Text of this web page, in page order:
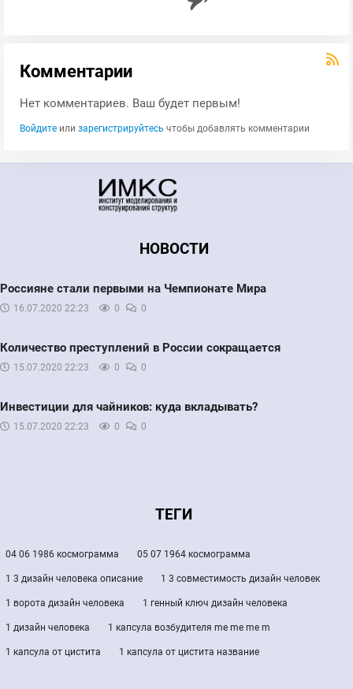
Комментарии
Нет комментариев. Ваш будет первым!
Войдите или зарегистрируйтесь чтобы добавлять комментарии
НОВОСТИ
Россияне стали первыми на Чемпионате Мира
16.07.2020 22:23 0 0
Количество преступлений в России сокращается
15.07.2020 22:23 0 0
Инвестиции для чайников: куда вкладывать?
15.07.2020 22:23 0 0
ТЕГИ
04 06 1986 космограмма 05 07 1964 космограмма
1 3 дизайн человека описание 1 3 совместимость дизайн человек
1 ворота дизайн человека 1 генный ключ дизайн человека
1 дизайн человека 1 капсула возбудителя me me me m
1 капсула от цистита 1 капсула от цистита название